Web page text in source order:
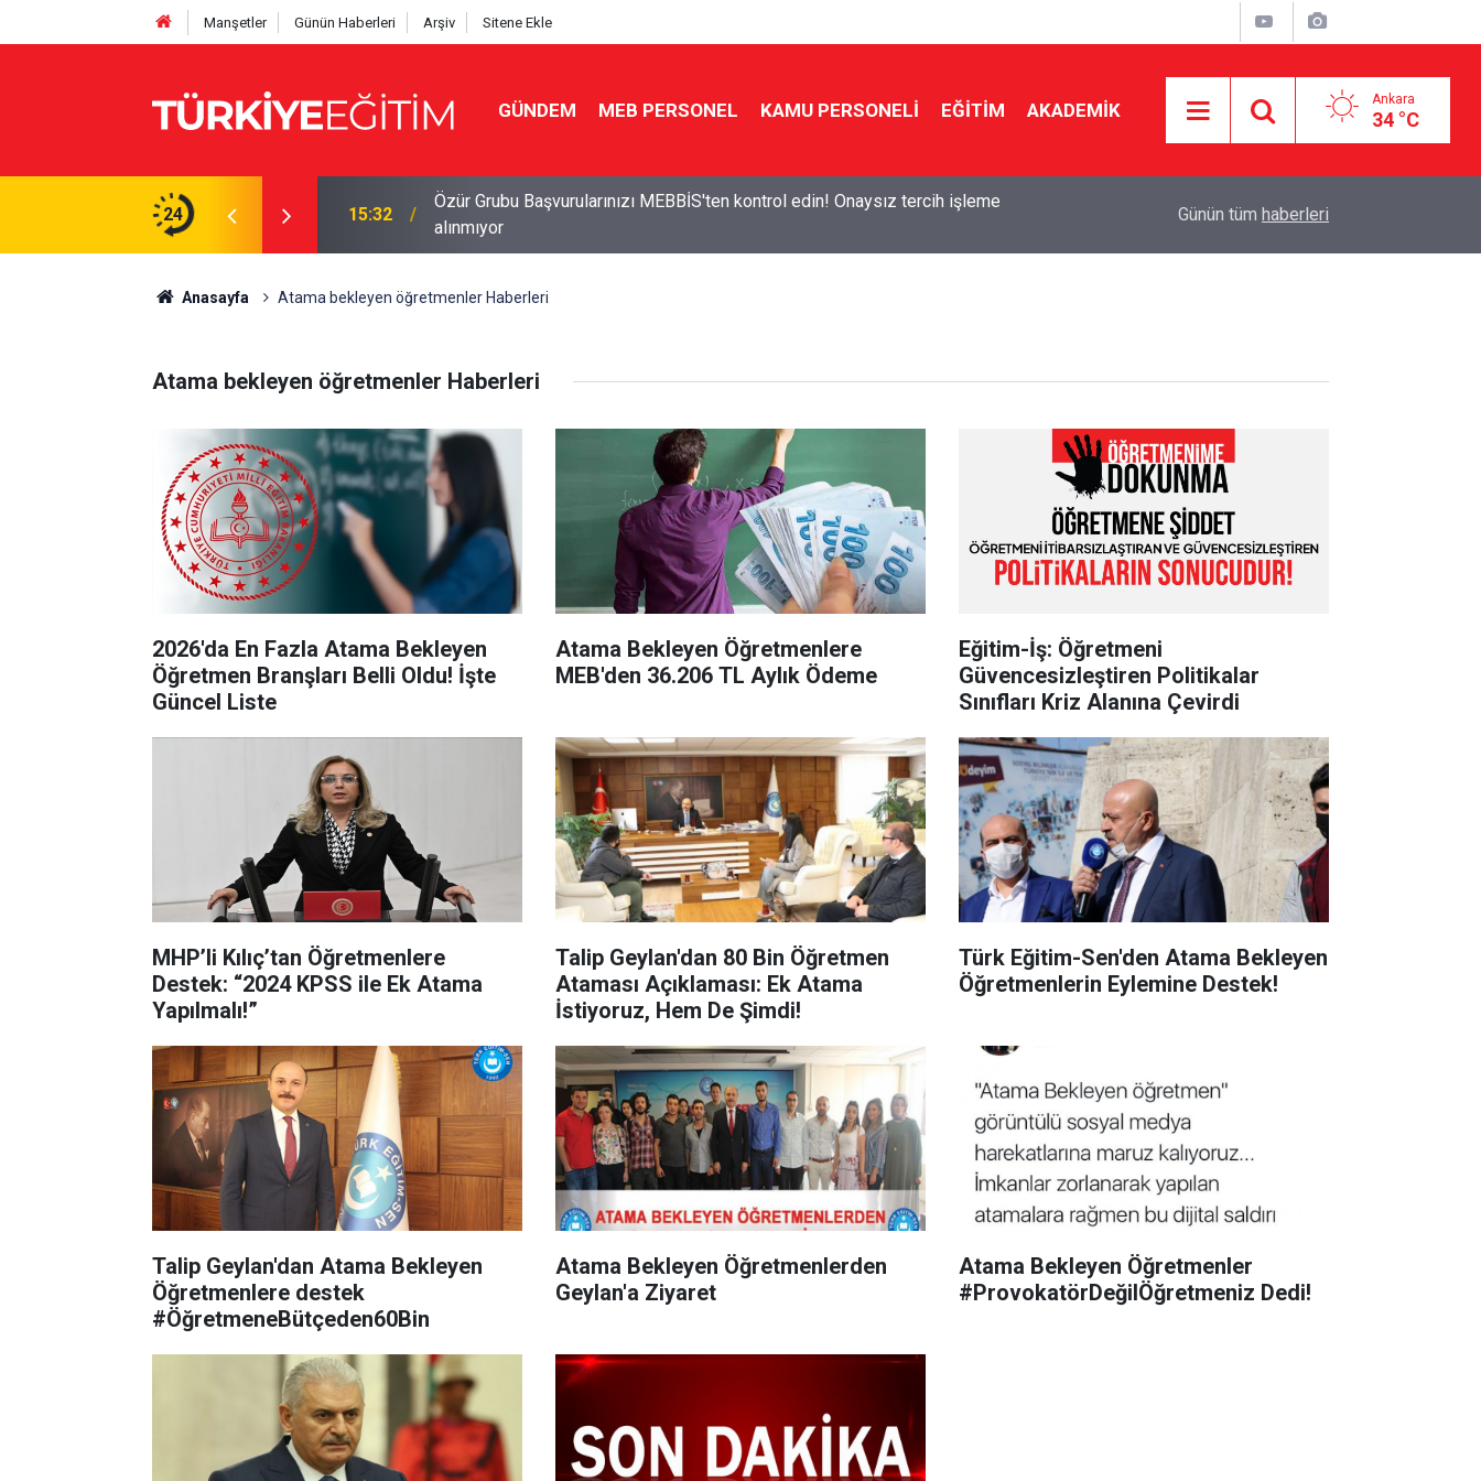
Manşetler Günün Haberleri Arşiv Sitene Ekle
GÜNDEM MEB PERSONEL KAMU PERSONELİ EĞİTİM AKADEMİK Ankara
34 °C
24
Danıştay'da dava açıldı 15:32
Özür Grubu Başvurularınızı MEBBİS'ten kontrol edin! Onaysız tercih işleme
alınmıyor
Öğretmen ve Sınıf seçimi kurayla! 16 kritere
Günün tüm haberleri
Anasayfa Atama bekleyen öğretmenler Haberleri
Atama bekleyen öğretmenler Haberleri
2026'da En Fazla Atama Bekleyen
Öğretmen Branşları Belli Oldu! İşte
Güncel Liste
Atama Bekleyen Öğretmenlere
MEB'den 36.206 TL Aylık Ödeme
Eğitim-İş: Öğretmeni
Güvencesizleştiren Politikalar
Sınıfları Kriz Alanına Çevirdi
MHP’li Kılıç’tan Öğretmenlere
Destek: “2024 KPSS ile Ek Atama
Yapılmalı!”
Talip Geylan'dan 80 Bin Öğretmen
Ataması Açıklaması: Ek Atama
İstiyoruz, Hem De Şimdi!
Türk Eğitim-Sen'den Atama Bekleyen
Öğretmenlerin Eylemine Destek!
Talip Geylan'dan Atama Bekleyen
Öğretmenlere destek
#ÖğretmeneBütçeden60Bin
Atama Bekleyen Öğretmenlerden
Geylan'a Ziyaret
Atama Bekleyen Öğretmenler
#ProvokatörDeğilÖğretmeniz Dedi!